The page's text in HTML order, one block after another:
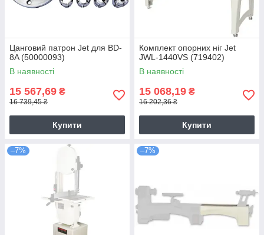
Цанговий патрон Jet для ВD-
8A (50000093)
В наявності
15 567,69 ₴
16 739,45 ₴
Купити
Комплект опорних ніг Jet
JWL-1440VS (719402)
В наявності
15 068,19 ₴
16 202,36 ₴
Купити
–7% –7%